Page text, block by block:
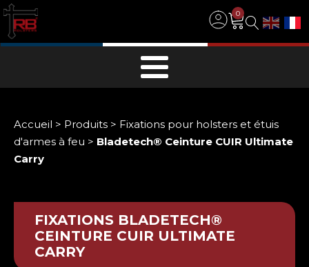
0
Accueil > Produits > Fixations pour holsters et étuis
d'armes à feu > Bladetech® Ceinture CUIR Ultimate
Carry
FIXATIONS BLADETECH®
CEINTURE CUIR ULTIMATE
CARRY